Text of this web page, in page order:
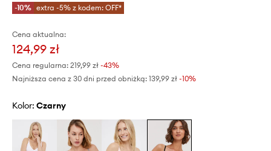
-10% extra -5% z kodem: OFF*
Cena aktualna:
124,99 zł
Cena regularna: 219,99 zł -43%
Najniższa cena z 30 dni przed obniżką: 139,99 zł -10%
Kolor: czarny